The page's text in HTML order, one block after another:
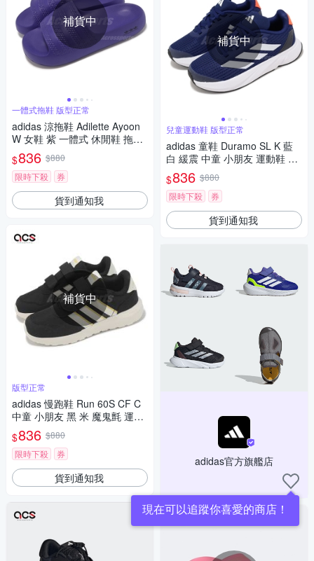
補貨中
一體式拖鞋 版型正常
adidas 涼拖鞋 Adilette Ayoon
W 女鞋 紫 一體式 休閒鞋 拖鞋
愛迪達 IE5619
$836 $880
限時下殺
券
貨到通知我
補貨中
版型正常
adidas 慢跑鞋 Run 60S CF C
中童 小朋友 黑 米 魔鬼氈 運動
鞋 愛迪達 IE6436
$836 $880
限時下殺
券
貨到通知我
補貨中
兒童運動鞋 版型正常
adidas 童鞋 Duramo SL K 藍
白 緩震 中童 小朋友 運動鞋 慢
跑鞋 愛迪達 IG2479
$836 $880
限時下殺
券
貨到通知我
adidas官方旗艦店
現在可以追蹤你喜愛的商店！